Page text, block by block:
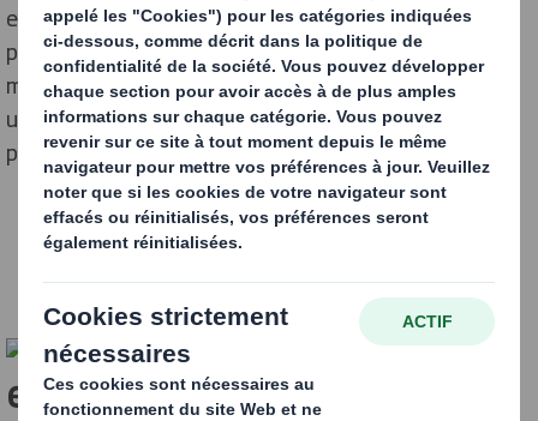
en plus questionné. Ce n’est pas tant l’utilisation du
plastique en elle-même qui pose problème, que la
manière dont il est employé (massivement, souvent à
usage unique) et le manque de moyens mis en place
pour le recycler ou l’éliminer.